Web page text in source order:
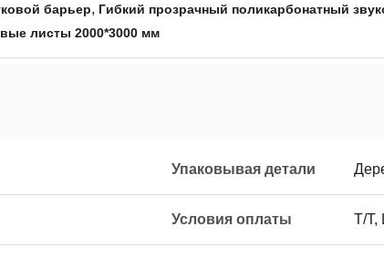
барьер, Гибкий прозрачный поликарбонатный
листы 2000*3000 мм
Упаковывая детали
Условия оплаты T/T,